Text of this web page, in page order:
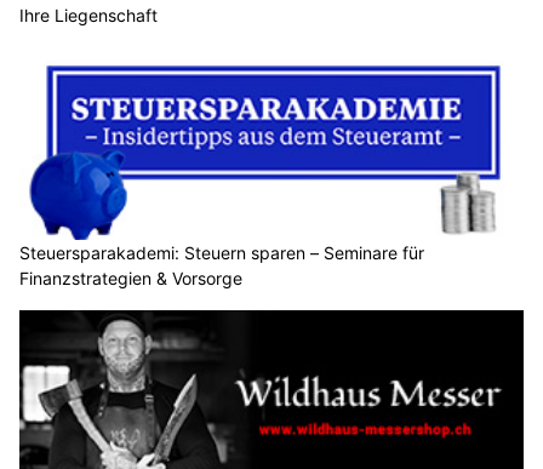
Ihre Liegenschaft
Steuersparakademi: Steuern sparen – Seminare für
Finanzstrategien & Vorsorge